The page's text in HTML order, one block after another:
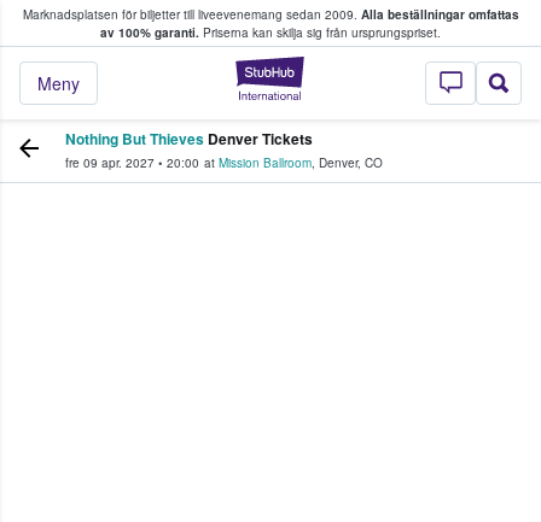
Marknadsplatsen för biljetter till liveevenemang sedan 2009. Alla beställningar omfattas
av 100% garanti. Priserna kan skilja sig från ursprungspriset.
StubHub – där
Meny
köper och säljer biljetter.
Nothing But Thieves Denver Tickets
fre 09 apr. 2027 • 20:00 at Mission Ballroom, Denver, CO